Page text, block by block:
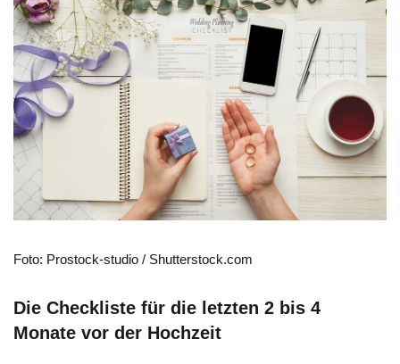
Foto: Prostock-studio / Shutterstock.com
Die Checkliste für die letzten 2 bis 4
Monate vor der Hochzeit